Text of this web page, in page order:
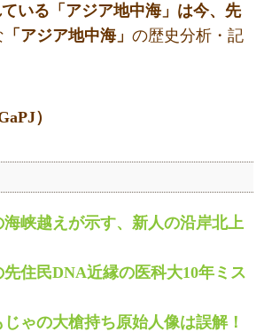
いる「アジア地中海」は今、先
「アジア地中海」 の歴史分析・記
）
峡越えが示す、新人の沿岸北上
住民DNA近縁の医科大10年ミス
ゃの大槍持ち原始人像は誤解！